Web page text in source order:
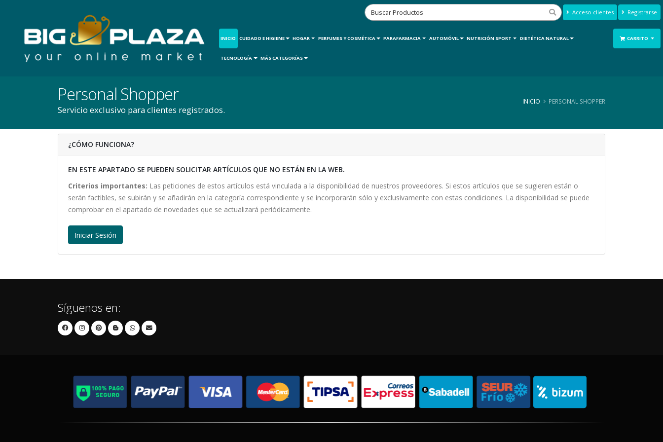
Acceso clientes Registrarse
INICIO CUIDADO E HIGIENE HOGAR PERFUMES Y COSMÉTICA PARAFARMACIA AUTOMÓVIL NUTRICIÓN SPORT DIETÉTICA NATURAL
TECNOLOGÍA MÁS CATEGORÍAS
CARRITO
Personal Shopper
Servicio exclusivo para clientes registrados.
INICIO PERSONAL SHOPPER
¿CÓMO FUNCIONA?
EN ESTE APARTADO SE PUEDEN SOLICITAR ARTÍCULOS QUE NO ESTÁN EN LA WEB.
Criterios importantes: Las peticiones de estos artículos está vinculada a la disponibilidad de nuestros proveedores. Si estos artículos que se sugieren están o
serán factibles, se subirán y se añadirán en la categoría correspondiente y se incorporarán sólo y exclusivamente con estas condiciones. La disponibilidad se puede
comprobar en el apartado de novedades que se actualizará periódicamente.
Iniciar Sesión
Síguenos en: